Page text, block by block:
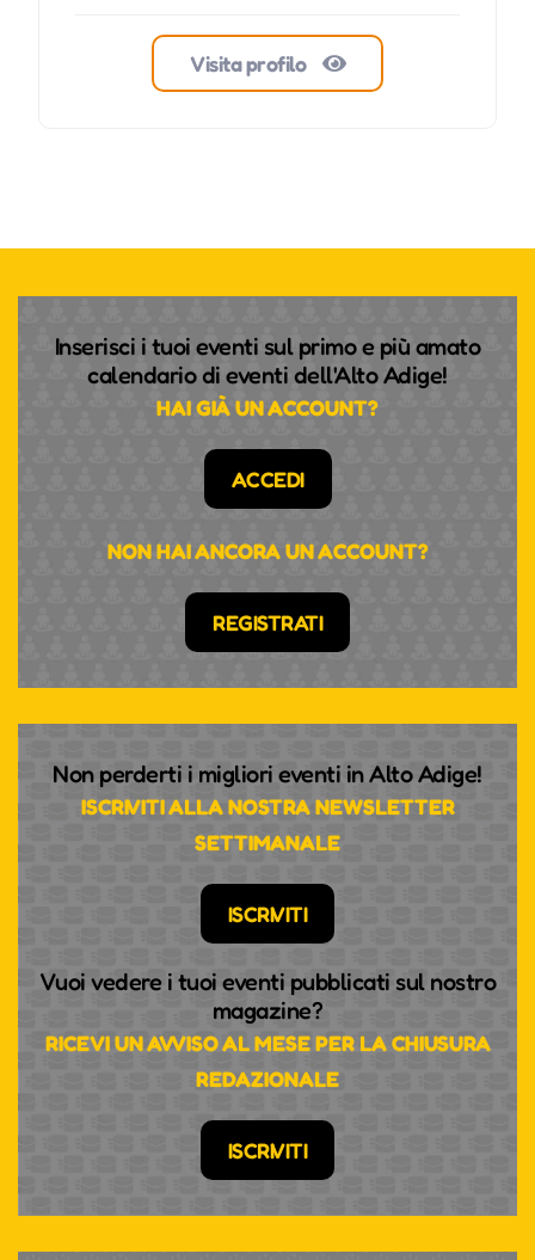
Visita profilo
Inserisci i tuoi eventi sul primo e più amato
calendario di eventi dell'Alto Adige!
HAI GIÀ UN ACCOUNT?
ACCEDI
NON HAI ANCORA UN ACCOUNT?
REGISTRATI
Non perderti i migliori eventi in Alto Adige!
ISCRIVITI ALLA NOSTRA NEWSLETTER
SETTIMANALE
ISCRIVITI
Vuoi vedere i tuoi eventi pubblicati sul nostro
magazine?
RICEVI UN AVVISO AL MESE PER LA CHIUSURA
REDAZIONALE
ISCRIVITI